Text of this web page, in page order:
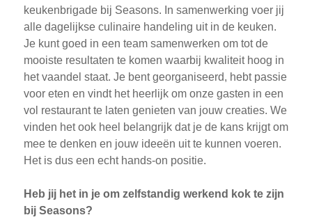
keukenbrigade bij Seasons. In samenwerking voer jij
alle dagelijkse culinaire handeling uit in de keuken.
Je kunt goed in een team samenwerken om tot de
mooiste resultaten te komen waarbij kwaliteit hoog in
het vaandel staat. Je bent georganiseerd, hebt passie
voor eten en vindt het heerlijk om onze gasten in een
vol restaurant te laten genieten van jouw creaties. We
vinden het ook heel belangrijk dat je de kans krijgt om
mee te denken en jouw ideeën uit te kunnen voeren.
Het is dus een echt hands-on positie.
Heb jij het in je om zelfstandig werkend kok te zijn
bij Seasons?